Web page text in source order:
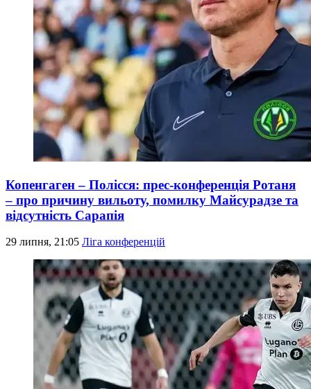
Копенгаген – Полісся: прес-конференція Ротаня
– про причину вильоту, помилку Майсурадзе та
відсутність Сарапія
29 липня, 21:05 Ліга конференцій